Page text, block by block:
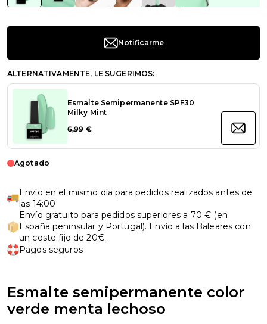
Notificarme
ALTERNATIVAMENTE, LE SUGERIMOS:
Esmalte Semipermanente SPF30
Milky Mint
6,99 €
Agotado
Envío en el mismo día para pedidos realizados antes de
las 14:00
Envío gratuito para pedidos superiores a 70 € (en
España peninsular y Portugal). Envío a las Baleares con
un coste fijo de 20€.
Pagos seguros
Esmalte semipermanente color
verde menta lechoso